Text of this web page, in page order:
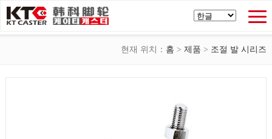
현재 위치： 홈 >제품 > 조절 발 시리즈